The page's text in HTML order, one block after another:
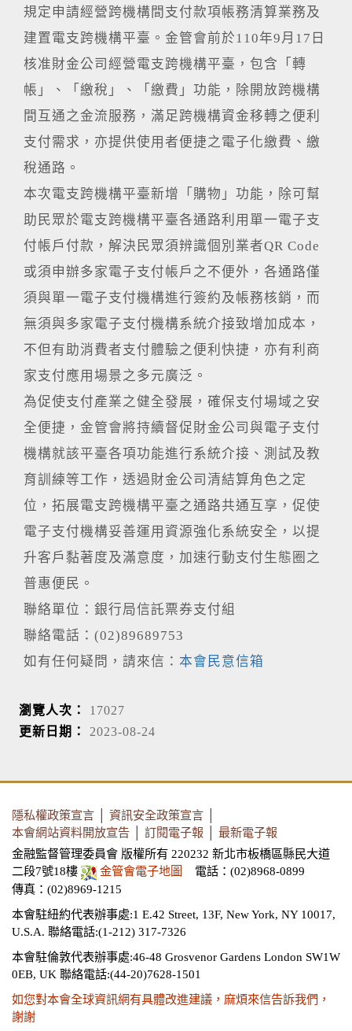
規定申請經營跨機構間支付款項帳務清算業務及
建置電支跨機構平臺。金管會前於110年9月17日
核准財金公司經營電支跨機構平臺，包含「轉
帳」、「繳稅」、「繳費」功能，除開放跨機構
間互通之金流服務，滿足跨機構資金移轉之便利
支付需求，亦提供使用者便捷之電子化繳費、繳
稅通路。
本次電支跨機構平臺新增「購物」功能，除可幫
助民眾於電支跨機構平臺各通路利用單一電子支
付帳戶付款，解決民眾須辨識個別業者QR Code
或須申辦多家電子支付帳戶之不便外，各通路僅
須與單一電子支付機構進行簽約及帳務核銷，而
無須與多家電子支付機構系統介接致增加成本，
不但有助消費者支付體驗之便利快捷，亦有利商
家支付應用場景之多元廣泛。
為促使支付產業之健全發展，確保支付場域之安
全便捷，金管會將持續督促財金公司與電子支付
機構就該平臺各項功能進行系統介接、測試及教
育訓練等工作，透過財金公司清結算角色之定
位，拓展電支跨機構平臺之通路共通互享，促使
電子支付機構妥善運用資源強化系統安全，以提
升客戶黏著度及滿意度，加速行動支付生態圈之
普惠便民。
聯絡單位：銀行局信託票券支付組
聯絡電話：(02)89689753
如有任何疑問，請來信： 本會民意信箱
瀏覽人次： 17027
更新日期： 2023-08-24
隱私權政策宣言 資訊安全政策宣言
本會網站資料開放宣告
訂閱電子報
最新電子報
金融監督管理委員會 版權所有 220232 新北市板橋區縣民大道
二段7號18樓
金管會電子地圖
電話：(02)8968-0899
傳真：(02)8969-1215
本會駐紐約代表辦事處:1 E.42 Street, 13F, New York, NY 10017,
U.S.A. 聯絡電話:(1-212) 317-7326
本會駐倫敦代表辦事處:46-48 Grosvenor Gardens London SW1W
0EB, UK 聯絡電話:(44-20)7628-1501
如您對本會全球資訊網有具體改進建議，麻煩來信告訴我們，
謝謝